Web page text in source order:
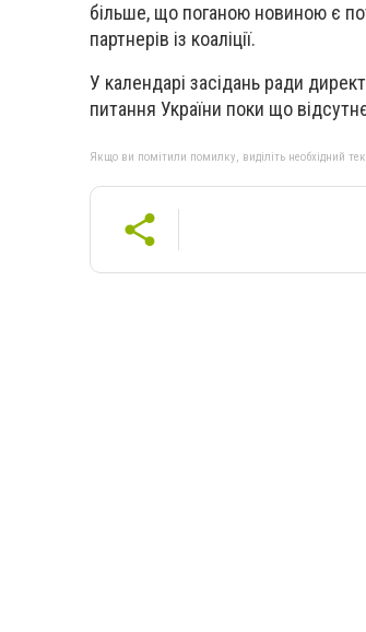
більше, що поганою новиною є
партнерів із коаліції.
У календарі засідань ради
питання України поки що
Якщо ви помітили помилку, виділіть необхідний